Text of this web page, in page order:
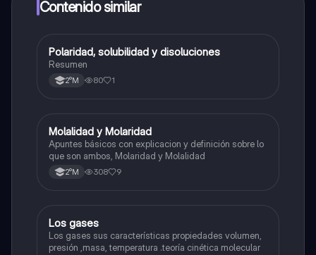
a determinadas funciones.
Contenido similar
Química
Polaridad, solubilidad y disoluciones
Resumen
2°M 80 1
Química
Molalidad y Molaridad
Apuntes básicos con explicacion y definición sobre lo
que son ambos, Molaridad y Molalidad
2°M 308 9
Química
Los gases
Los gases sus características propiedades volumen,
presión ,masa, temperatura .teoría cinética molecular